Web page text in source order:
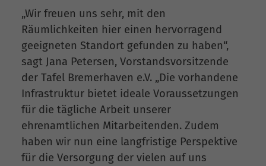
„Wir freuen uns sehr, mit den
Räumlichkeiten hier einen hervorragend
geeigneten Standort gefunden zu haben“,
sagt Jana Petersen, Vorstandsvorsitzende
der Tafel Bremerhaven e.V. „Die vorhandene
Infrastruktur bietet ideale Voraussetzungen
für die tägliche Arbeit unserer
ehrenamtlichen Mitarbeitenden. Zudem
haben wir nun eine langfristige Perspektive
für die Versorgung der vielen auf uns